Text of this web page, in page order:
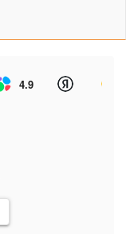
4.9